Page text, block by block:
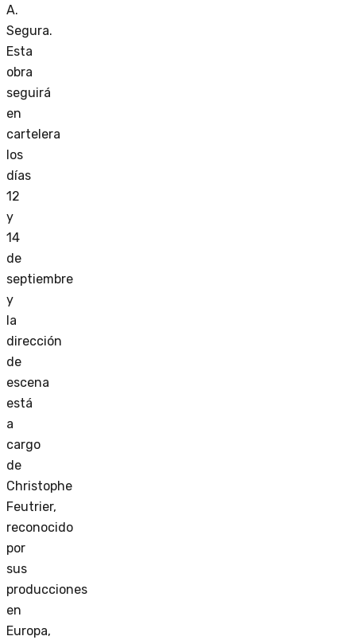
A.
Segura.
Esta
obra
seguirá
en
cartelera
los
días
12
y
14
de
septiembre
y
la
dirección
de
escena
está
a
cargo
de
Christophe
Feutrier,
reconocido
por
sus
producciones
en
Europa,